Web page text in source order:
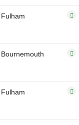
Fulham
Bournemouth
Fulham